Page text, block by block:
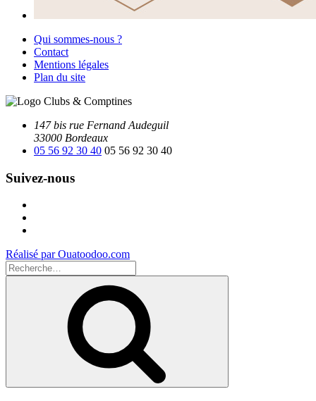
Qui sommes-nous ?
Contact
Mentions légales
Plan du site
147 bis rue Fernand Audeguil
33000 Bordeaux
05 56 92 30 40 05 56 92 30 40
Suivez-nous
Réalisé par Ouatoodoo.com
Recherche
pour